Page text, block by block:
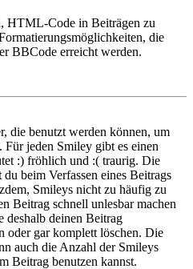
HTML-Code in Beiträgen zu
die
BBCode erreicht werden.
die benutzt werden können, um
jeden Smiley gibt es einen
:) fröhlich und :( traurig. Die
beim Verfassen eines Beitrags
Smileys nicht zu häufig zu
Beitrag schnell unlesbar machen
deshalb deinen Beitrag
oder gar komplett löschen. Die
auch die Anzahl der Smileys
Beitrag benutzen kannst.